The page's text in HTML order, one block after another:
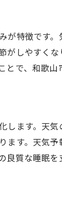
の和歌山市で
場の高温多湿
秋の気温差に負
節に応じた睡
境を整えるた
気情報から考
特徴です
しやすく
で、和歌山
ます。天
す。天気
質な睡眠を